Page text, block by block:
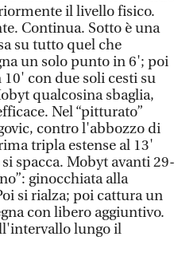
il livello fisico.
Continua. Sotto è una
su tutto quel che
un solo punto in 6'; poi
con due soli cesti su
qualcosina sbaglia,
Nel “pitturato”
contro l'abbozzo di
tripla estense al 13'
spacca. Mobyt avanti 29-
ginocchiata alla
si rialza; poi cattura un
con libero aggiuntivo.
lungo il